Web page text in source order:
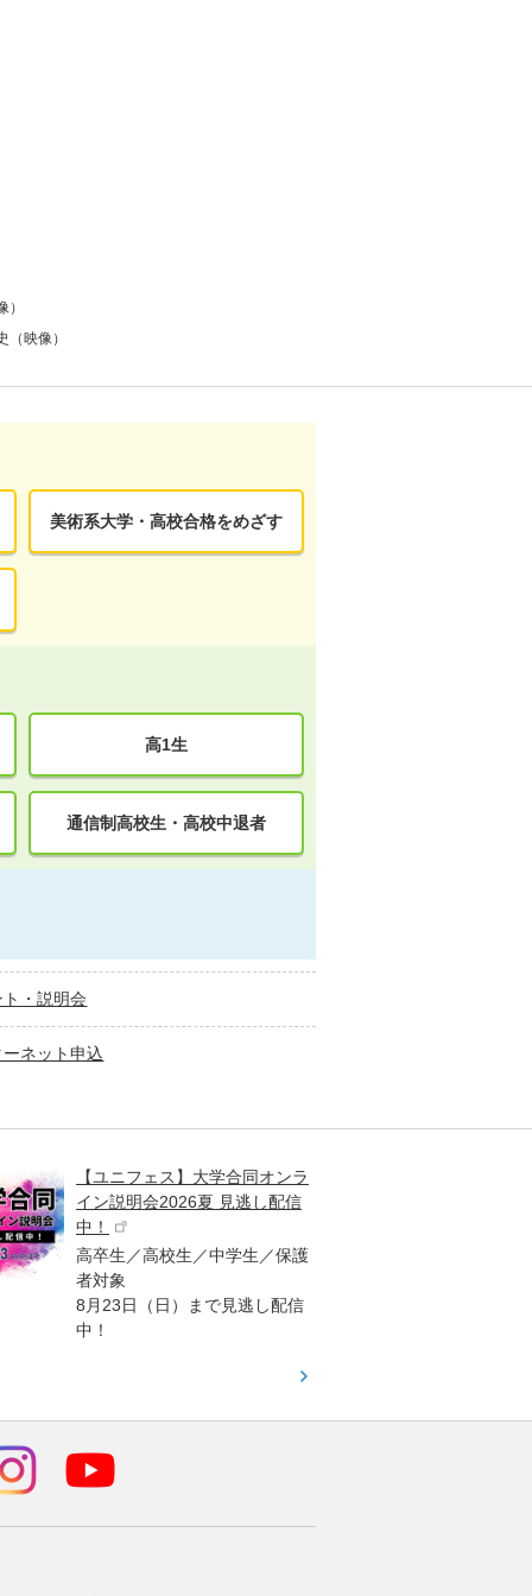
（映像）
美術系大学・高校合格をめざす
高1生
通信制高校生・高校中退者
ト・説明会
ーネット申込
【ユニフェス】大学合同オンラ
イン説明会2026夏 見逃し配信
中！
高卒生／高校生／中学生／保護
者対象
8月23日（日）まで見逃し配信
中！